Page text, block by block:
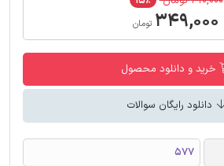
۳۴۹,۰۰۰ تومان
خرید و دانلود محصول
دانلود رایگان سوالات
577